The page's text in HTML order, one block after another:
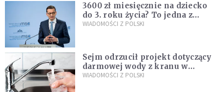
3600 zł miesięcznie na dziecko
do 3. roku życia? To jedna z
propozycji programu "Rozwój
WIADOMOŚCI Z POLSKI
Sejm odrzucił projekt dotyczący
darmowej wody z kranu w
restauracjach
WIADOMOŚCI Z POLSKI